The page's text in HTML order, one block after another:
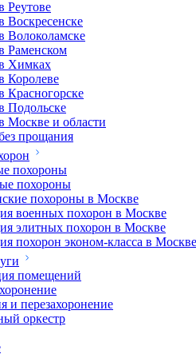
Реутове
Воскресенске
Волоколамске
Раменском
Химках
Королеве
Красногорске
Подольске
Москве и области
прощания
похороны
похороны
похороны в Москве
военных похорон в Москве
элитных похорон в Москве
похорон эконом-класса в
помещений
и перезахоронение
оркестр